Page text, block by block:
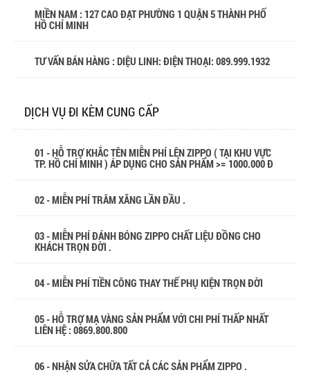
MIỀN NAM : 127 CAO ĐẠT PHƯỜNG 1 QUẬN 5 THÀNH PHỐ
HỒ CHÍ MINH
TƯ VẤN BÁN HÀNG : DIỆU LINH: ĐIỆN THOẠI: 089.999.1932
DỊCH VỤ ĐI KÈM CUNG CẤP
01 - HỖ TRỢ KHẮC TÊN MIỄN PHÍ LÊN ZIPPO ( TẠI KHU VỰC
TP. HỒ CHÍ MINH ) ÁP DỤNG CHO SẢN PHẨM >= 1000.000 Đ
02 - MIỄN PHÍ TRÂM XĂNG LẦN ĐẦU .
03 - MIỄN PHÍ ĐÁNH BÓNG ZIPPO CHẤT LIỆU ĐỒNG CHO
KHÁCH TRỌN ĐỜI .
04 - MIỄN PHÍ TIỀN CÔNG THAY THẾ PHỤ KIỆN TRỌN ĐỜI
05 - HỖ TRỢ MẠ VÀNG SẢN PHẨM VỚI CHI PHÍ THẤP NHẤT
LIÊN HỆ : 0869.800.800
06 - NHẬN SỬA CHỮA TẤT CẢ CÁC SẢN PHẨM ZIPPO .